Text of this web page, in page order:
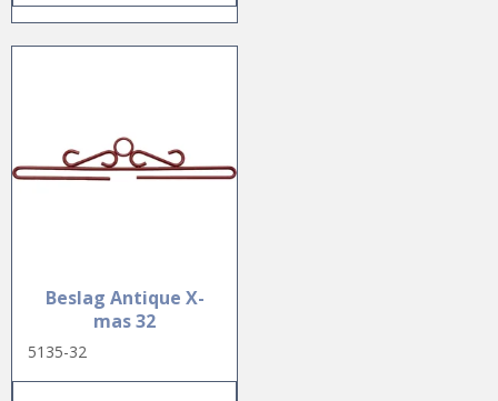
Beslag Antique X-
mas 32
5135-32